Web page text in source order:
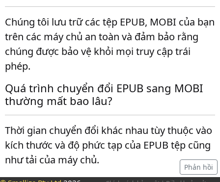
Chúng tôi lưu trữ các tệp EPUB, MOBI của bạn
trên các máy chủ an toàn và đảm bảo rằng
chúng được bảo vệ khỏi mọi truy cập trái
phép.
Quá trình chuyển đổi EPUB sang MOBI
thường mất bao lâu?
Thời gian chuyển đổi khác nhau tùy thuộc vào
kích thước và độ phức tạp của EPUB tệp cũng
như tải của máy chủ.
Phản hồi